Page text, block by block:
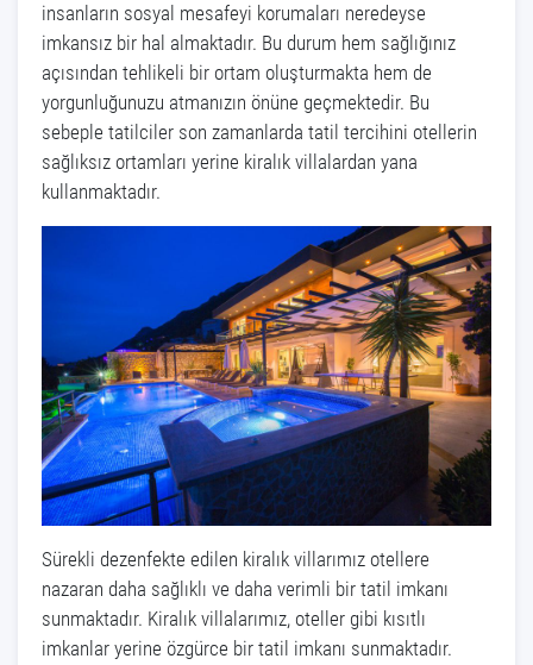
insanların sosyal mesafeyi korumaları neredeyse
imkansız bir hal almaktadır. Bu durum hem sağlığınız
açısından tehlikeli bir ortam oluşturmakta hem de
yorgunluğunuzu atmanızın önüne geçmektedir. Bu
sebeple tatilciler son zamanlarda tatil tercihini otellerin
sağlıksız ortamları yerine kiralık villalardan yana
kullanmaktadır.
Sürekli dezenfekte edilen kiralık villarımız otellere
nazaran daha sağlıklı ve daha verimli bir tatil imkanı
sunmaktadır. Kiralık villalarımız, oteller gibi kısıtlı
imkanlar yerine özgürce bir tatil imkanı sunmaktadır.